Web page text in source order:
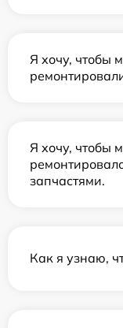
Я хочу, чтобы
Я хочу, чтобы
запчастями.
Как я узнаю,